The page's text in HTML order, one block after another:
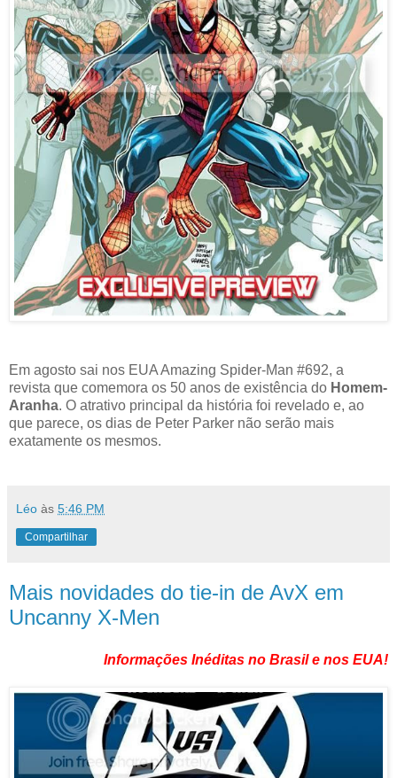
Em agosto sai nos EUAAmazing Spider-Man #692, a
revista que comemora os 50 anos de existência do Homem-
Aranha. O atrativo principal da história foi revelado e, ao
que parece, os dias de Peter Parker não serão mais
exatamente os mesmos.
Léo às 5:46 PM
Compartilhar
Mais novidades do tie-in de AvX em
Uncanny X-Men
Informações Inéditas no Brasil e nos EUA!